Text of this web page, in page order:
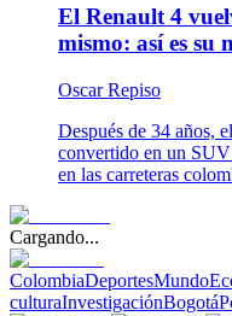
El Renault 4
mismo: así es su
Oscar Repiso
Después de 34 años,
convertido en un SUV
en las carreteras
Cargando...
ColombiaDeportesMundo
culturaInvestigaciónBogotá